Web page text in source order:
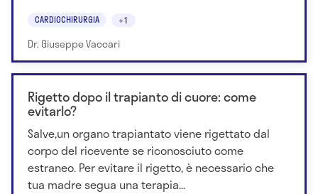
CARDIOCHIRURGIA +1
Dr. Giuseppe Vaccari
Rigetto dopo il trapianto di cuore: come
evitarlo?
Salve,un organo trapiantato viene rigettato dal
corpo del ricevente se riconosciuto come
estraneo. Per evitare il rigetto, è necessario che
tua madre segua una terapia...